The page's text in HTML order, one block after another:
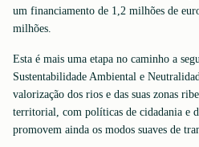
um financiamento de 1,2 milhões de
milhões.
Esta é mais uma etapa no caminho a
Sustentabilidade Ambiental e
valorização dos rios e das suas zonas
territorial, com políticas de cidadania e
promovem ainda os modos suaves de